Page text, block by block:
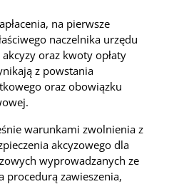
na pierwsze
naczelnika urzędu
oraz kwoty opłaty
z powstania
oraz obowiązku
warunkami zwolnienia z
akcyzowego dla
wyprowadzanych ze
procedurą zawieszenia,